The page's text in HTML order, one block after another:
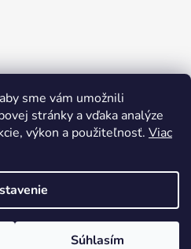
sme vám umožnili
stránky a vďaka analýze
výkon a použiteľnosť. Viac
Súhlasím
Shoptet
. Všetky práva vyhradené.